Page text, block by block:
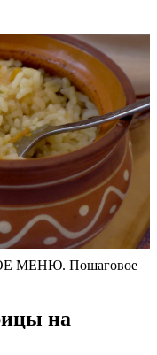
МЕНЮ. Пошаговое
на